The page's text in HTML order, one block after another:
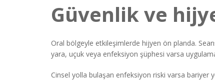
Güvenlik ve
Oral bölgeyle etkileşimlerde hijyen ön planda.
yara, uçuk veya enfeksiyon şüphesi varsa
Cinsel yolla bulaşan enfeksiyon riski varsa bariyer